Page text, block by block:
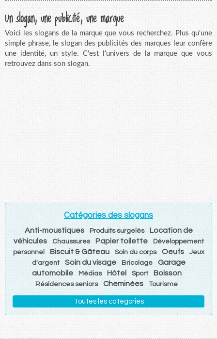
Un slogan, une publicité, une marque
Voici les slogans de la marque que vous recherchez. Plus qu'une
simple phrase, le slogan des publicités des marques leur confère
une identité, un style. C'est l'univers de la marque que vous
retrouvez dans son slogan.
Catégories des slogans
Anti-moustiques Produits surgelés
Location de
véhicules
Chaussures Papier toilette
Développement
personnel
Biscuit & Gâteau Soin du corps Oeufs
Jeux
d'argent
Soin du visage Bricolage
Garage
automobile
Médias Hôtel Sport Boisson
Résidences seniors Cheminées Tourisme
Toutes les catégories